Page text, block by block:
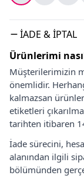
İADE & İPTAL
Ürünlerimi
Müşterilerimizin
önemlidir.
kalmazsan
etiketleri
tarihten itibaren
İade sürecini,
alanından ilgili
bölümünden